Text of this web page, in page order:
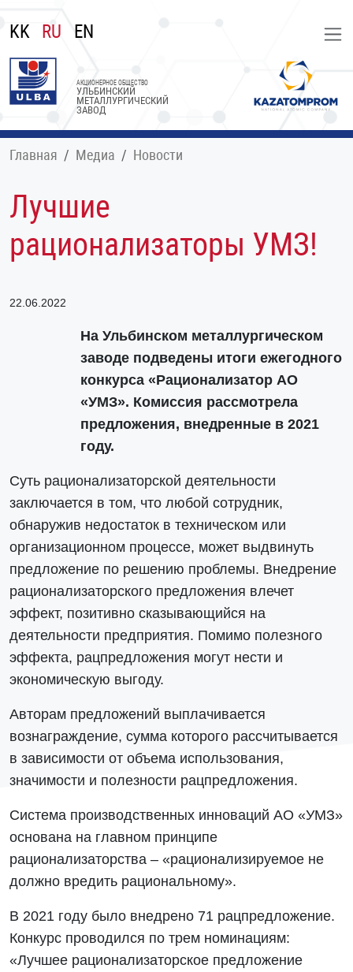
KK RU EN
УЛЬБИНСКИЙ
МЕТАЛЛУРГИЧЕСКИЙ
ЗАВОД
АКЦИОНЕРНОЕ ОБЩЕСТВО
Главная Медиа Новости
Лучшие
рационализаторы УМЗ!
22.06.2022
На Ульбинском металлургическом
заводе подведены итоги ежегодного
конкурса «Рационализатор АО
«УМЗ». Комиссия рассмотрела
предложения, внедренные в 2021
году.
Суть рационализаторской деятельности
заключается в том, что любой сотрудник,
обнаружив недостаток в техническом или
организационном процессе, может выдвинуть
предложение по решению проблемы. Внедрение
рационализаторского предложения влечет
эффект, позитивно сказывающийся на
деятельности предприятия. Помимо полезного
эффекта, рацпредложения могут нести и
экономическую выгоду.
Авторам предложений выплачивается
вознаграждение, сумма которого рассчитывается
в зависимости от объема использования,
значимости и полезности рацпредложения.
Система производственных инноваций АО «УМЗ»
основана на главном принципе
рационализаторства – «рационализируемое не
должно вредить рациональному».
В 2021 году было внедрено 71 рацпредложение.
Конкурс проводился по трем номинациям:
«Лучшее рационализаторское предложение